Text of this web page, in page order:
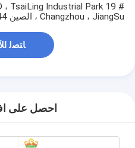
Changzhou ، JiangSu ، الصين 213144
ﺎﺘﺼﻟ
احصل على